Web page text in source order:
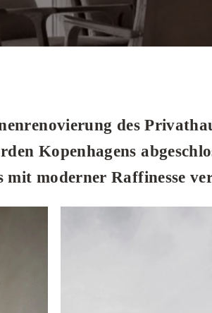
des
Kopenhagens
mit moderner Raffinesse